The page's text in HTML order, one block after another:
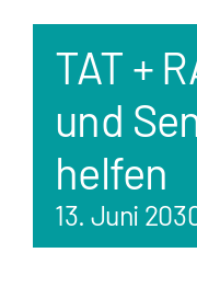
TAT +
und
helfen
13. Juni